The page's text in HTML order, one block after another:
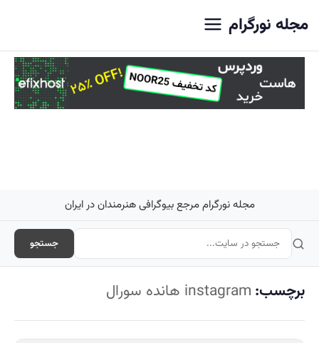
مجله نورگرام
مجله نورگرام مرجع بیوگرافی هنرمندان در ایران
جستجو
برچسب: instagram هانده سورال